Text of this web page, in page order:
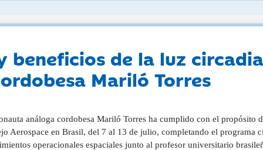
beneficios de la luz
Mariló Torres
análoga cordobesa Mariló Torres ha cumplido con el propósito
Aerospace en Brasil, del 7 al 13 de julio, completando el programa
operacionales espaciales junto al profesor universitario